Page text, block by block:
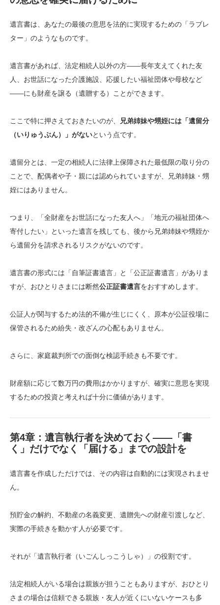
遺言書は、あなたの最後の意思を法的に実現するための「ラブレ
ター」のようなものです。
遺言書があれば、法定相続人以外の方——長年支えてくれた友
人、お世話になった介護施設、応援したい福祉団体や母校など
——にも財産を譲る（遺贈する）ことができます。
ここで特に押さえておきたいのが、
兄弟姉妹や甥姪には「遺留分
（いりゅうぶん）」がないという点です。
遺留分とは、一定の相続人に法律上保障された最低限の取り分の
ことで、配偶者や子・親には認められていますが、兄弟姉妹・甥
姪にはありません。
つまり、「全財産をお世話になった友人へ」「地元の福祉団体へ
寄付したい」といった遺言を残しても、後から兄弟姉妹や甥姪か
ら遺留分を請求されるリスクがないのです。
遺言書の形式には「自筆証書遺言」と「公正証書遺言」がありま
すが、おひとりさまには断然公正証書遺言をおすすめします。
公証人が関与するため法的不備が生じにくく、原本が公証役場に
保管されるため紛失・改ざんの心配もありません。
さらに、家庭裁判所での面倒な検認手続きも不要です。
財産額に応じて数万円の費用はかかりますが、確実に意思を実現
するための投資と考えれば十分に価値があります。
第4章：遺言執行者を決めておく——「書
く」だけでなく「届ける」までの設計を
遺言書を作成しただけでは、その内容は自動的には実現されませ
ん。
預貯金の解約、不動産の名義変更、遺贈先への財産引渡しなど、
実際の手続きを動かす人が必要です。
それが「遺言執行者（いごんしっこうしゃ）」の役割です。
法定相続人がいる場合は親族が担うこともありますが、おひとり
さまの場合は信頼できる親族・友人が近くにいないケースも多